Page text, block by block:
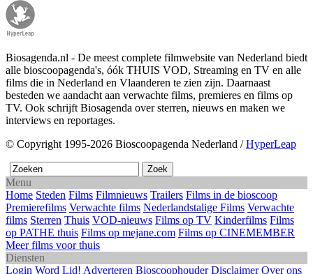
Biosagenda.nl - De meest complete filmwebsite van Nederland biedt
alle bioscoopagenda's, óók THUIS VOD, Streaming en TV en alle
films die in Nederland en Vlaanderen te zien zijn. Daarnaast
besteden we aandacht aan verwachte films, premieres en films op
TV. Ook schrijft Biosagenda over sterren, nieuws en maken we
interviews en reportages.
© Copyright 1995-2026 Bioscoopagenda Nederland /HyperLeap
Menu
Home Steden Films Filmnieuws Trailers Films in de bioscoop
Premierefilms Verwachte films Nederlandstalige Films Verwachte
films Sterren Thuis VOD-nieuws Films op TV Kinderfilms Films
op PATHE thuis Films op mejane.com Films op CINEMEMBER
Meer films voor thuis
Diensten
Login Word Lid! Adverteren Bioscoophouder Disclaimer Over ons